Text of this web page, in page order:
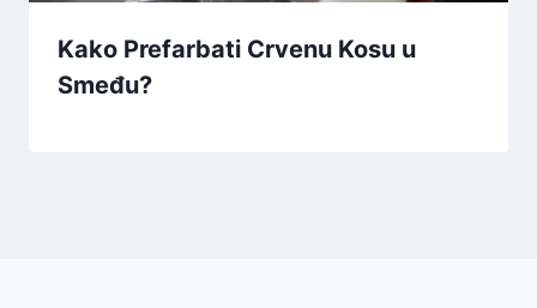
Kako Prefarbati Crvenu Kosu u
Smeđu?